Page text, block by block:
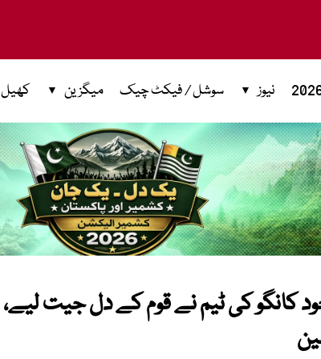
نیوز سوشل / فیکٹ چیک میگزین کھیل
کانگو کی ٹیم نے قوم کے دل جیت لیے،